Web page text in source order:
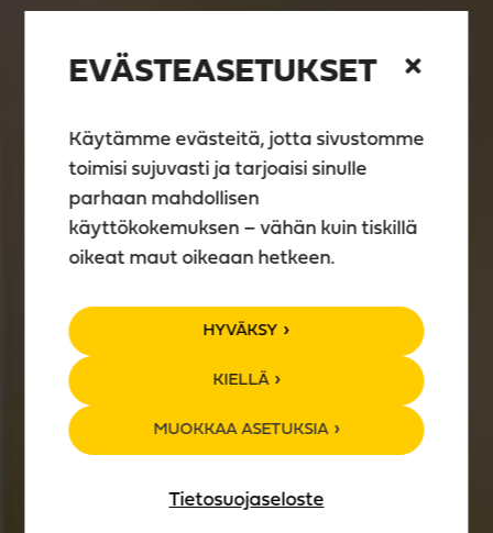
EVÄSTEASETUKSET
Käytämme evästeitä, jotta sivustomme
toimisi sujuvasti ja tarjoaisi sinulle
parhaan mahdollisen
käyttökokemuksen – vähän kuin tiskillä
oikeat maut oikeaan hetkeen.
HYVÄKSY
KIELLÄ
MUOKKAA ASETUKSIA
Tietosuojaseloste
VISKIT